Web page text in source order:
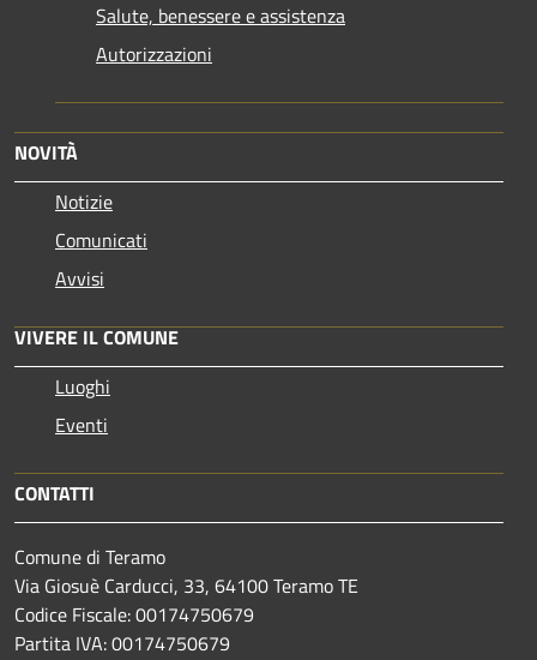
Salute, benessere e assistenza
Autorizzazioni
NOVITÀ
Notizie
Comunicati
Avvisi
VIVERE IL COMUNE
Luoghi
Eventi
CONTATTI
Comune di Teramo
Via Giosuè Carducci, 33, 64100 Teramo TE
Codice Fiscale: 00174750679
Partita IVA: 00174750679